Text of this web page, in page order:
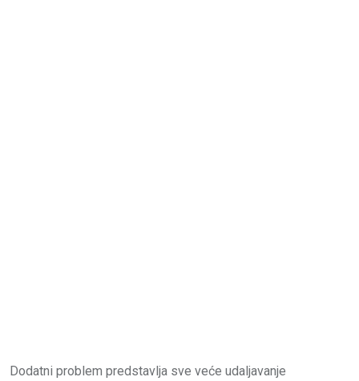
Dodatni problem predstavlja sve veće udaljavanje